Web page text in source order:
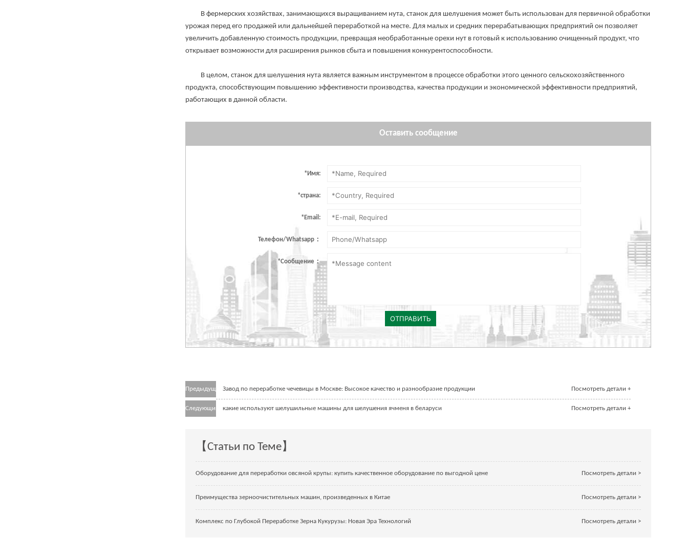
В фермерских хозяйствах, занимающихся выращиванием нута, станок для шелушения может быть использован для первичной обработки
урожая перед его продажей или дальнейшей переработкой на месте. Для малых и средних перерабатывающих предприятий он позволяет
увеличить добавленную стоимость продукции, превращая необработанные орехи нут в готовый к использованию очищенный продукт, что
открывает возможности для расширения рынков сбыта и повышения конкурентоспособности.
В целом, станок для шелушения нута является важным инструментом в процессе обработки этого ценного сельскохозяйственного
продукта, способствующим повышению эффективности производства, качества продукции и экономической эффективности предприятий,
работающих в данной области.
Оставить сообщение
* Имя:
*страна:
* Email:
Телефон/Whatsapp：
*Сообщение：
ОТПРАВИТЬ
Посмотреть детали +
ПредыдущийЗавод по переработке чечевицы в Москве: Высокое качество и разнообразие продукции
Посмотреть детали +
Следующий какие используют шелушильные машины для шелушения ячменя в беларуси
【Статьи по Теме】
Посмотреть детали >
Оборудование для переработки овсяной крупы: купить качественное оборудование по выгодной цене
Посмотреть детали >
Преимущества зерноочистительных машин, произведенных в Китае
Посмотреть детали >
Комплекс по Глубокой Переработке Зерна Кукурузы: Новая Эра Технологий